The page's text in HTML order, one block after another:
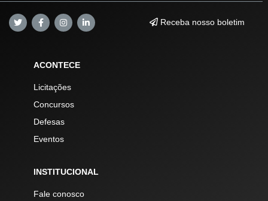
Receba nosso boletim
ACONTECE
Licitações
Concursos
Defesas
Eventos
INSTITUCIONAL
Fale conosco